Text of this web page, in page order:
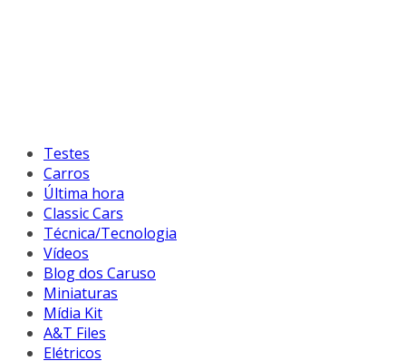
Testes
Carros
Última hora
Classic Cars
Técnica/Tecnologia
Vídeos
Blog dos Caruso
Miniaturas
Mídia Kit
A&T Files
Elétricos